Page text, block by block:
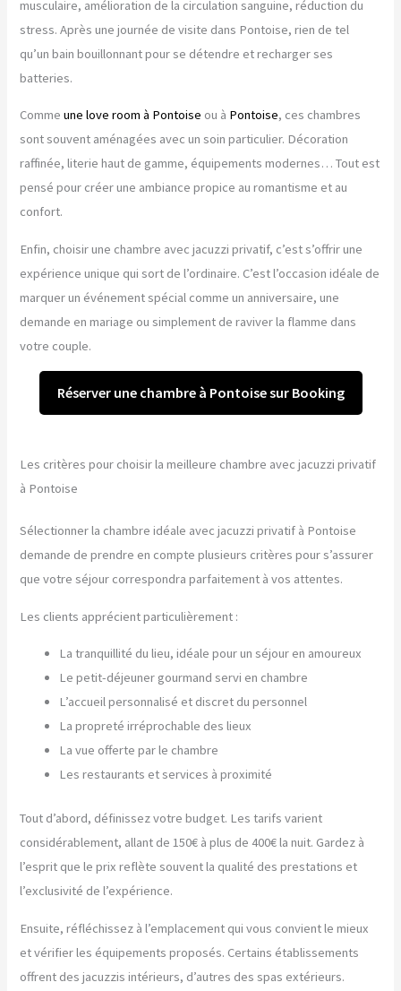
musculaire, amélioration de la circulation sanguine, réduction du
stress. Après une journée de visite dans Pontoise, rien de tel
qu’un bain bouillonnant pour se détendre et recharger ses
batteries.
Comme une love room à Pontoise ou à Pontoise, ces chambres
sont souvent aménagées avec un soin particulier. Décoration
raffinée, literie haut de gamme, équipements modernes… Tout est
pensé pour créer une ambiance propice au romantisme et au
confort.
Enfin, choisir une chambre avec jacuzzi privatif, c’est s’offrir une
expérience unique qui sort de l’ordinaire. C’est l’occasion idéale de
marquer un événement spécial comme un anniversaire, une
demande en mariage ou simplement de raviver la flamme dans
votre couple.
Réserver une chambre à Pontoise sur Booking
Les critères pour choisir la meilleure chambre avec jacuzzi privatif
à Pontoise
Sélectionner la chambre idéale avec jacuzzi privatif à Pontoise
demande de prendre en compte plusieurs critères pour s’assurer
que votre séjour correspondra parfaitement à vos attentes.
Les clients apprécient particulièrement :
La tranquillité du lieu, idéale pour un séjour en amoureux
Le petit-déjeuner gourmand servi en chambre
L’accueil personnalisé et discret du personnel
La propreté irréprochable des lieux
La vue offerte par le chambre
Les restaurants et services à proximité
Tout d’abord, définissez votre budget. Les tarifs varient
considérablement, allant de 150€ à plus de 400€ la nuit. Gardez à
l’esprit que le prix reflète souvent la qualité des prestations et
l’exclusivité de l’expérience.
Ensuite, réfléchissez à l’emplacement qui vous convient le mieux
et vérifier les équipements proposés. Certains établissements
offrent des jacuzzis intérieurs, d’autres des spas extérieurs.